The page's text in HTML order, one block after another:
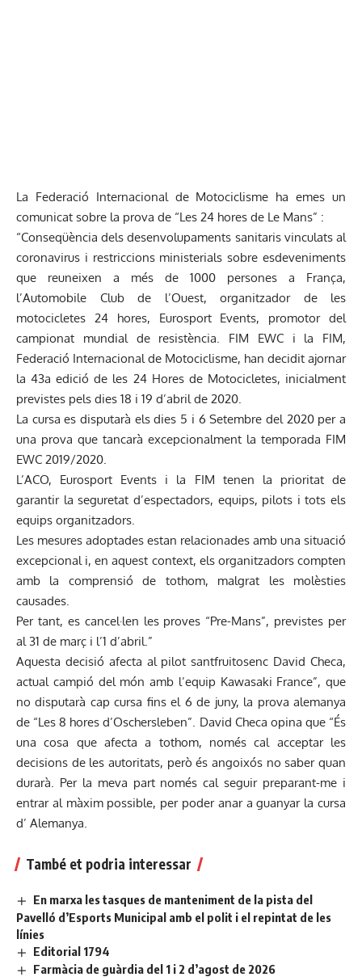
La Federació Internacional de Motociclisme ha emes un
comunicat sobre la prova de “Les 24 hores de Le Mans” :
“Conseqüència dels desenvolupaments sanitaris vinculats al
coronavirus i restriccions ministerials sobre esdeveniments
que reuneixen a més de 1000 persones a França,
l’Automobile Club de l’Ouest, organitzador de les
motocicletes 24 hores, Eurosport Events, promotor del
campionat mundial de resistència. FIM EWC i la FIM,
Federació Internacional de Motociclisme, han decidit ajornar
la 43a edició de les 24 Hores de Motocicletes, inicialment
previstes pels dies 18 i 19 d’abril de 2020.
La cursa es disputarà els dies 5 i 6 Setembre del 2020 per a
una prova que tancarà excepcionalment la temporada FIM
EWC 2019/2020.
L’ACO, Eurosport Events i la FIM tenen la prioritat de
garantir la seguretat d’espectadors, equips, pilots i tots els
equips organitzadors.
Les mesures adoptades estan relacionades amb una situació
excepcional i, en aquest context, els organitzadors compten
amb la comprensió de tothom, malgrat les molèsties
causades.
Per tant, es cancel·len les proves “Pre-Mans”, previstes per
al 31 de març i l’1 d’abril.”
Aquesta decisió afecta al pilot santfruitosenc David Checa,
actual campió del món amb l’equip Kawasaki France”, que
no disputarà cap cursa fins el 6 de juny, la prova alemanya
de “Les 8 hores d’Oschersleben”. David Checa opina que “És
una cosa que afecta a tothom, només cal acceptar les
decisions de les autoritats, però és angoixós no saber quan
durarà. Per la meva part només cal seguir preparant-me i
entrar al màxim possible, per poder anar a guanyar la cursa
d’ Alemanya.
També et podria interessar
En marxa les tasques de manteniment de la pista del
Pavelló d’Esports Municipal amb el polit i el repintat de les
línies
Editorial 1794
Farmàcia de guàrdia del 1 i 2 d’agost de 2026